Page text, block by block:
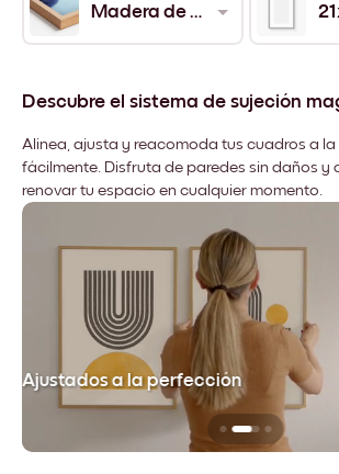
Madera de Roble
Descubre el sistema de sujeción
Alinea, ajusta y reacomoda tus cuadros a
fácilmente. Disfruta de paredes sin daños y
renovar tu espacio en cualquier momento.
Ajustados a la perfección